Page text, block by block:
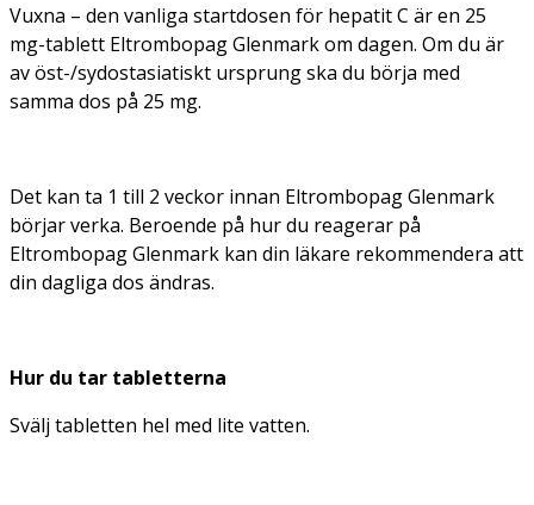
Vuxna – den vanliga startdosen för hepatit C är en 25
mg-tablett Eltrombopag Glenmark om dagen. Om du är
av öst-/sydostasiatiskt ursprung ska du börja med
samma dos på 25 mg.
Det kan ta 1 till 2 veckor innan Eltrombopag Glenmark
börjar verka. Beroende på hur du reagerar på
Eltrombopag Glenmark kan din läkare rekommendera att
din dagliga dos ändras.
Hur du tar tabletterna
Svälj tabletten hel med lite vatten.